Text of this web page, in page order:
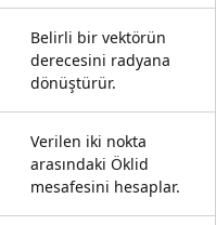
Belirli bir vektörün
derecesini radyana
dönüştürür.
Verilen iki nokta
arasındaki Öklid
mesafesini hesaplar.